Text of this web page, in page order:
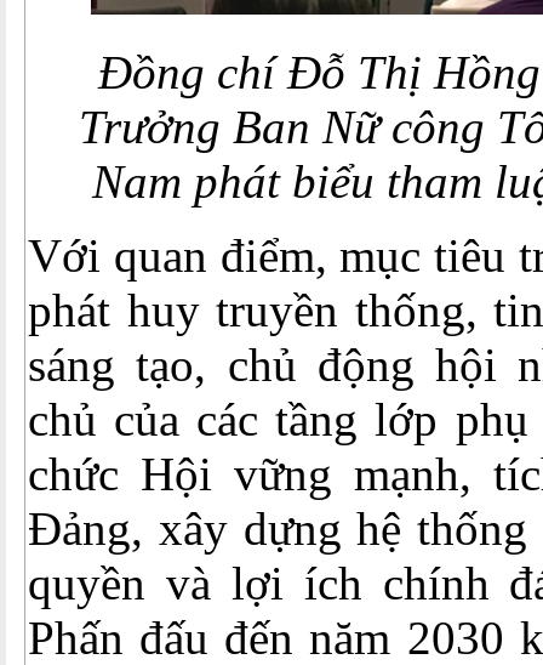
Đồng chí Đỗ Thị
Trưởng Ban Nữ công
Nam phát biểu tham
Với quan điểm, mục tiêu
phát huy truyền thống,
sáng tạo, chủ động hội
chủ của các tầng lớp
chức Hội vững mạnh,
Đảng, xây dựng hệ
quyền và lợi ích chính
Phấn đấu đến năm 2030